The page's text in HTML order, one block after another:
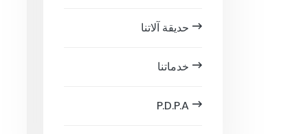
حديقة آلاتنا
خدماتنا
P.D.P.A